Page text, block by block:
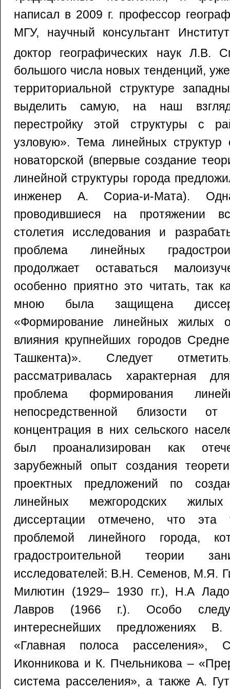
написал в 2009 г. профессор
МГУ, научный консультант
доктор географических наук Л.В.
большого числа новых тенденций,
территориальной структуре
выделить самую, на наш
перестройку этой структуры с
узловую». Тема линейных структур
новаторской (впервые создание
линейной структуры города
инженер А. Сориа-и-Мата).
проводившиеся на протяжении
столетия исследования и
проблема линейных
продолжает оставаться
особенно приятно это читать, так
мною была защищена
«Формирование линейных жилых
влияния крупнейших городов
Ташкента)». Следует
рассматривалась характерная
проблема формирования
непосредственной близости
концентрация в них сельского
был проанализирован как
зарубежный опыт создания
проектных предложений по
линейных межгородских
диссертации отмечено, что
проблемой линейного города,
градостроительной теории
исследователей: В.Н. Семенов, М.Я.
Милютин (1929– 1930 гг.), Н.А
Лавров (1966 г.). Особо
интереснейших предложениях
«Главная полоса расселения»,
Иконникова и К. Пчельникова –
система расселения», а также А.